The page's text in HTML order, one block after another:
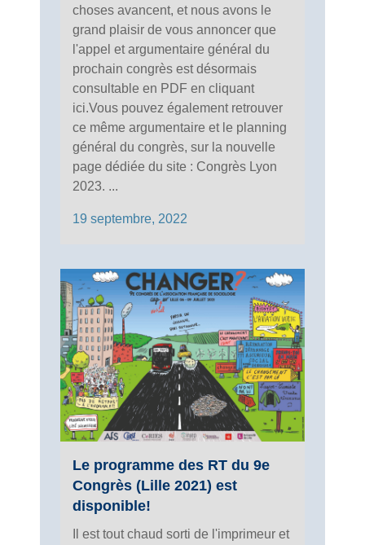
choses avancent, et nous avons le
grand plaisir de vous annoncer que
l'appel et argumentaire général du
prochain congrès est désormais
consultable en PDF en cliquant
ici.Vous pouvez également retrouver
ce même argumentaire et le planning
général du congrès, sur la nouvelle
page dédiée du site : Congrès Lyon
2023. ...
19 septembre, 2022
Le programme des RT du 9e
Congrès (Lille 2021) est
disponible!
Il est tout chaud sorti de l'imprimeur et